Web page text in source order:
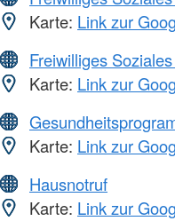
Karte: Link zur
Freiwilliges
Karte: Link zur
Karte: Link zur
Hausnotruf
Karte: Link zur